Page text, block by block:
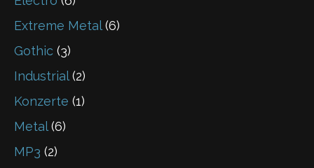
Extreme Metal(6)
Gothic (3)
Industrial(2)
Konzerte (1)
Metal(6)
MP3 (2)